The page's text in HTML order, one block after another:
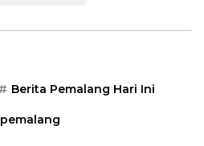
Berita Pemalang Hari Ini
pemalang